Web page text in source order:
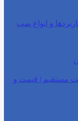
و انواع پمپ
مستقیم | قیمت و